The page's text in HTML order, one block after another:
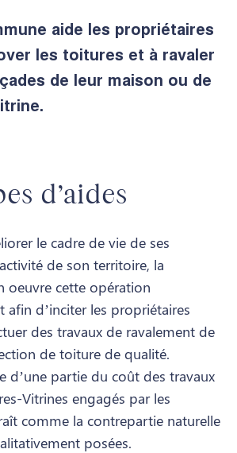
aide les propriétaires
les toitures et à ravaler
de leur maison ou de
d’aides
le cadre de vie de ses
de son territoire, la
oeuvre cette opération
afin d’inciter les propriétaires
des travaux de ravalement de
de toiture de qualité.
d’une partie du coût des travaux
Vitrines engagés par les
comme la contrepartie naturelle
posées.